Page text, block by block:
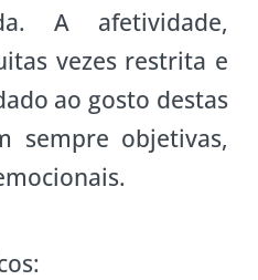
A afetividade,
vezes restrita e
ao gosto destas
sempre objetivas,